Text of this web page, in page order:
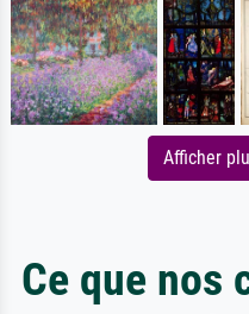
Afficher
Ce que nos